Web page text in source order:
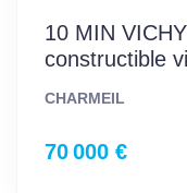
10 MIN
constructible
CHARMEIL
70 000 €